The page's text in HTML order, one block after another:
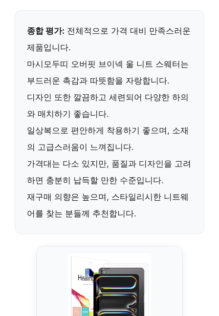
종합 평가: 전체적으로 가격 대비 만족스러운
제품입니다.
마시모두띠 오버핏 브이넥 울 니트 스웨터는
부드러운 촉감과 따뜻함을 자랑합니다.
디자인 또한 깔끔하고 세련되어 다양한 하의
와 매치하기 좋습니다.
일상복으로 편안하게 착용하기 좋으며, 소재
의 고급스러움이 느껴집니다.
가격대는 다소 있지만, 품질과 디자인을 고려
하면 충분히 납득할 만한 수준입니다.
재구매 의향은 높으며, 스타일리시한 니트웨
어를 찾는 분들께 추천합니다.